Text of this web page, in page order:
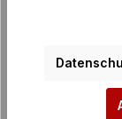
Haftung für
Inhalte auf
verantwortlich.
Diensteanbieter